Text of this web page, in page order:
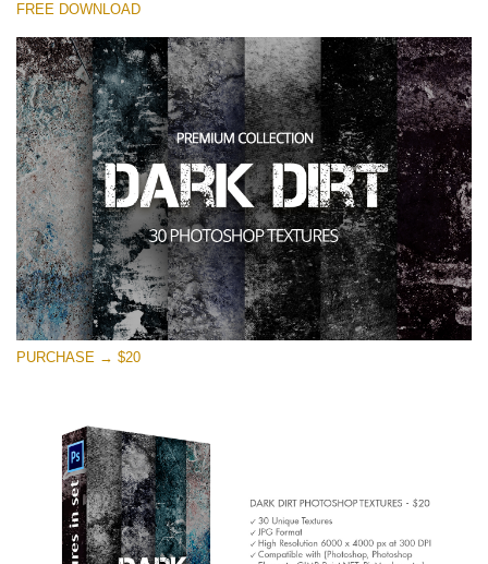
Small 800*533px
Dark Dirt
(30 Overlays)
Large 6000*4000px
Entire Collection
(1783 Overlays)
Large 6000*4000px
無料ダウンロード
FREE DOWNLOAD
PURCHASE → $20